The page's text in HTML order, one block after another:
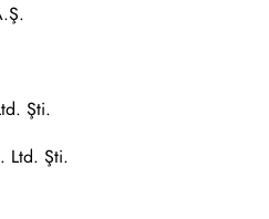
Şti.
Ltd. Şti.